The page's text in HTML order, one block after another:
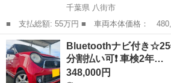
千葉県 八街市
■ 支払総額: 55万円 ■ 車両本体価格： 480,000 円 ■ メーカー
名： 日産 ■ 車種名： デイズルークス ■
ェイスター Ｘ Ｖセレクション＋セーフテ
イド バックカメ...
千葉 八街市
Bluetoothナビ付き☆25
分割払い可❗️ 車検2年…
348,000円